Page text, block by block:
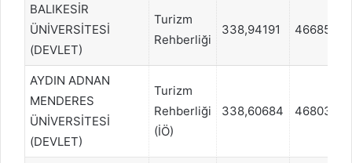
BALIKESİR
ÜNİVERSİTESİ
(DEVLET)
Turizm
Rehberliği
338,94191 46685
AYDIN ADNAN
MENDERES
ÜNİVERSİTESİ
(DEVLET)
Turizm
Rehberliği
(İÖ)
338,60684 46803